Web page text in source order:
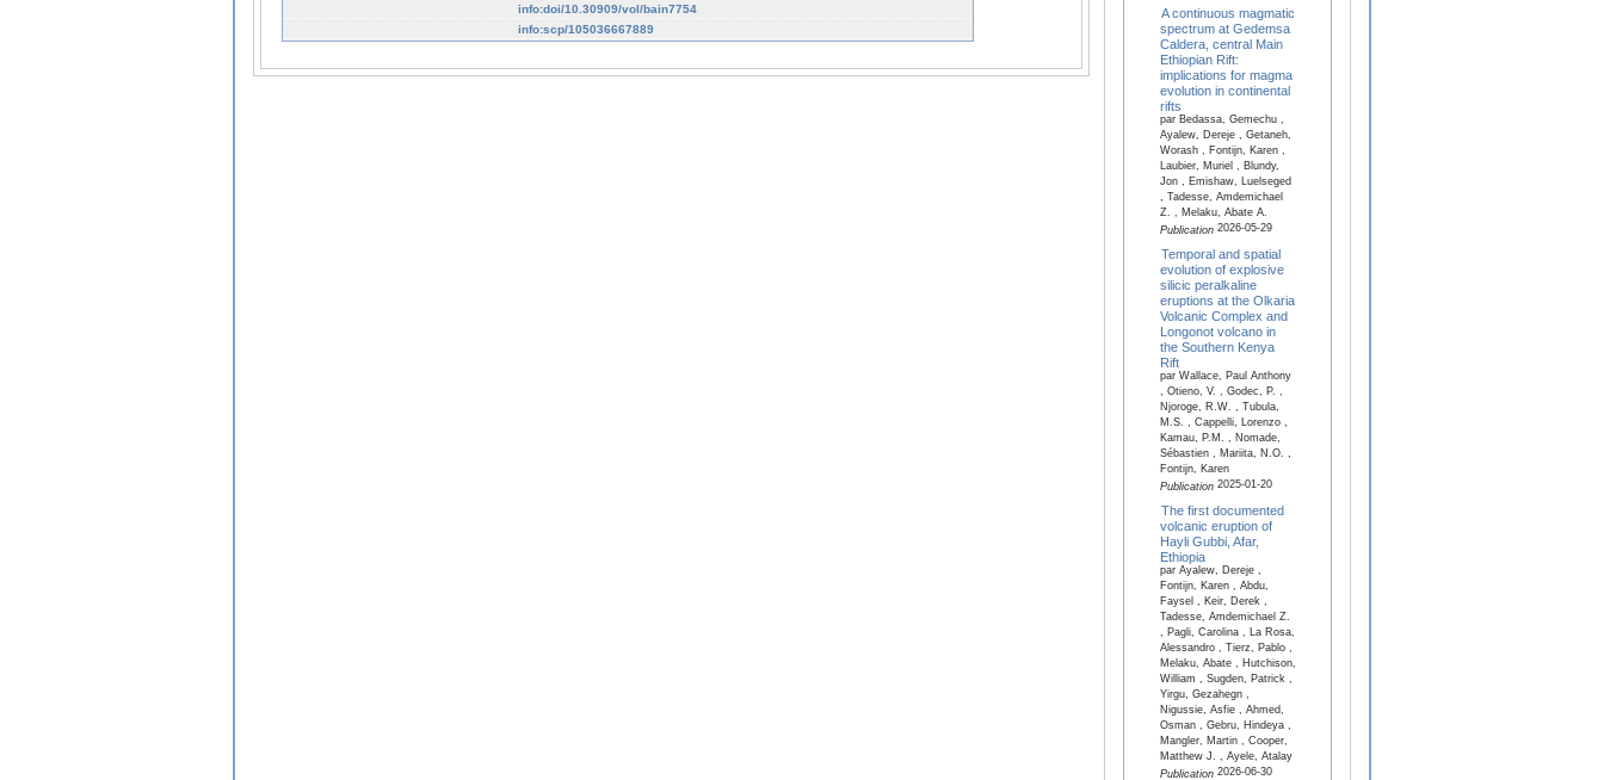
info:doi/10.30909/vol/bain7754
info:scp/105036667889
A continuous magmatic
spectrum at Gedemsa
Caldera, central Main
Ethiopian Rift:
implications for magma
evolution in continental
rifts
par Bedassa, Gemechu ,
Ayalew, Dereje , Getaneh,
Worash , Fontijn, Karen ,
Laubier, Muriel , Blundy,
Jon , Emishaw, Luelseged
, Tadesse, Amdemichael
Z. , Melaku, Abate A.
Publication2026-05-29
Temporal and spatial
evolution of explosive
silicic peralkaline
eruptions at the Olkaria
Volcanic Complex and
Longonot volcano in
the Southern Kenya
Rift
par Wallace, Paul Anthony
, Otieno, V. , Godec, P. ,
Njoroge, R.W. , Tubula,
M.S. , Cappelli, Lorenzo ,
Kamau, P.M. , Nomade,
Sébastien , Mariita, N.O. ,
Fontijn, Karen
Publication2025-01-20
The first documented
volcanic eruption of
Hayli Gubbi, Afar,
Ethiopia
par Ayalew, Dereje ,
Fontijn, Karen , Abdu,
Faysel , Keir, Derek ,
Tadesse, Amdemichael Z.
, Pagli, Carolina , La Rosa,
Alessandro , Tierz, Pablo ,
Melaku, Abate , Hutchison,
William , Sugden, Patrick ,
Yirgu, Gezahegn ,
Nigussie, Asfie , Ahmed,
Osman , Gebru, Hindeya ,
Mangler, Martin , Cooper,
Matthew J. , Ayele, Atalay
Publication2026-06-30